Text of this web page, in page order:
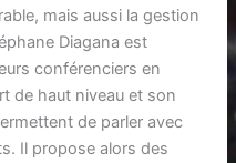
mais aussi la gestion
Diagana est
conférenciers en
de haut niveau et son
de parler avec
Il propose alors des